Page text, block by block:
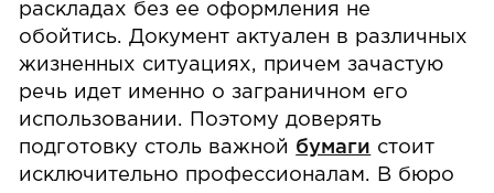
раскладах без ее оформления не
обойтись. Документ актуален в различных
жизненных ситуациях, причем зачастую
речь идет именно о заграничном его
использовании. Поэтому доверять
подготовку столь важной бумаги стоит
исключительно профессионалам. В бюро